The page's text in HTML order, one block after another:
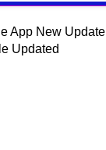
App New Update
Updated